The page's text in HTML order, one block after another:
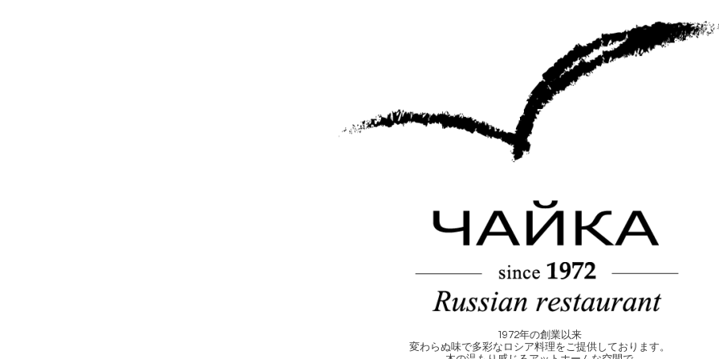
1972年の創業以来
変わらぬ味で多彩なロシア料理をご提供しております。